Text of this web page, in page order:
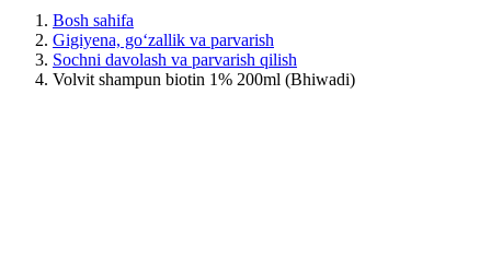
Bosh sahifa
Gigiyena, go‘zallik va parvarish
Sochni davolash va parvarish qilish
Volvit shampun biotin 1% 200ml (Bhiwadi)